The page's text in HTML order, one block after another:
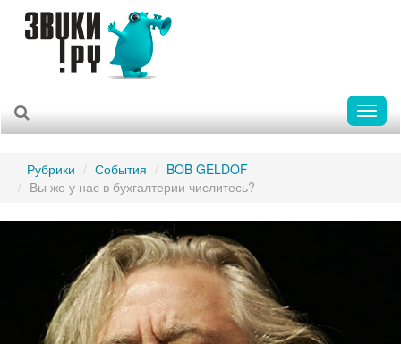
Рубрики События
BOB GELDOF
Вы же у нас в бухгалтерии числитесь?